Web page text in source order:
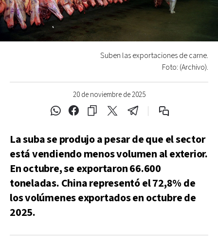
20 de noviembre de 2025
Suben las exportaciones de carne.
Foto: (Archivo).
La suba se produjo a pesar de que el sector
está vendiendo menos volumen al exterior.
En octubre, se exportaron 66.600
toneladas. China representó el 72,8% de
los volúmenes exportados en octubre de
2025.